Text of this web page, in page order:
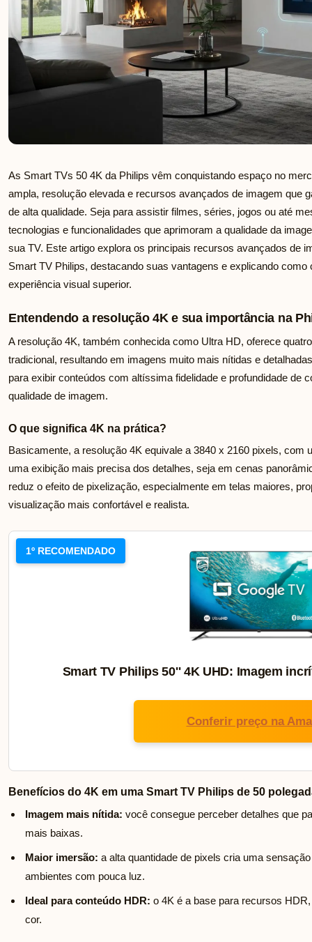
As Smart TVs 50 4K da Philips vêm conquistando espaço no
ampla, resolução elevada e recursos avançados de imagem que
de alta qualidade. Seja para assistir filmes, séries, jogos ou até
tecnologias e funcionalidades que aprimoram a qualidade da
sua TV. Este artigo explora os principais recursos avançados de
Smart TV Philips, destacando suas vantagens e explicando como
experiência visual superior.
Entendendo a resolução 4K e sua importância na
A resolução 4K, também conhecida como Ultra HD, oferece
tradicional, resultando em imagens muito mais nítidas e
para exibir conteúdos com altíssima fidelidade e profundidade de
qualidade de imagem.
O que significa 4K na prática?
Basicamente, a resolução 4K equivale a 3840 x 2160 pixels, com
uma exibição mais precisa dos detalhes, seja em cenas
reduz o efeito de pixelização, especialmente em telas maiores,
visualização mais confortável e realista.
1º RECOMENDADO
Smart TV Philips 50'' 4K UHD: Imagem
Conferir preço na
Benefícios do 4K em uma Smart TV Philips de 50
Imagem mais nítida: você consegue perceber detalhes que
mais baixas.
Maior imersão: a alta quantidade de pixels cria uma
ambientes com pouca luz.
Ideal para conteúdo HDR: o 4K é a base para recursos
cor.